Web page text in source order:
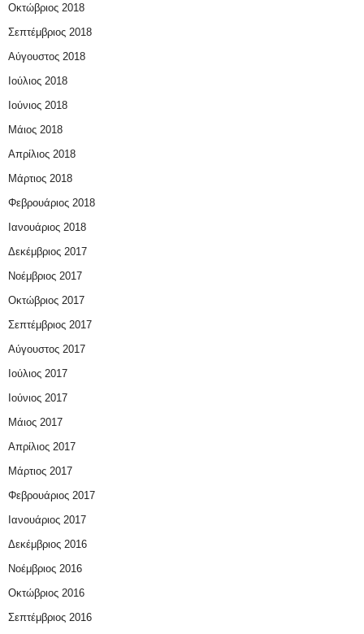
Οκτώβριος 2018
Σεπτέμβριος 2018
Αύγουστος 2018
Ιούλιος 2018
Ιούνιος 2018
Μάιος 2018
Απρίλιος 2018
Μάρτιος 2018
Φεβρουάριος 2018
Ιανουάριος 2018
Δεκέμβριος 2017
Νοέμβριος 2017
Οκτώβριος 2017
Σεπτέμβριος 2017
Αύγουστος 2017
Ιούλιος 2017
Ιούνιος 2017
Μάιος 2017
Απρίλιος 2017
Μάρτιος 2017
Φεβρουάριος 2017
Ιανουάριος 2017
Δεκέμβριος 2016
Νοέμβριος 2016
Οκτώβριος 2016
Σεπτέμβριος 2016